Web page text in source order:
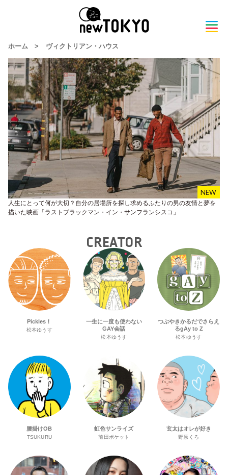
ホーム > ヴィクトリアン・ハウス
人生にとって何が大切？自分の居場所を探し求めるふたりの男の友情と夢を
描いた映画「ラストブラックマン・イン・サンフランシスコ」
CREATOR
Pickles！
松本ゆうす
一生に一度も使わない
GAY会話
松本ゆうす
つぶやきかるだでさらえ
るgAy to Z
松本ゆうす
腰掛けOB
TSUKURU
虹色サンライズ
前田ポケット
玄太はオレが好き
野原くろ